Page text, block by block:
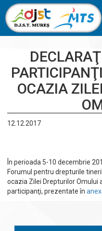
OCAZIA
12.12.2017
În perioada 5-10 decembrie
Forumul pentru drepturile
ocazia Zilei Drepturilor
participanţi, prezentate în